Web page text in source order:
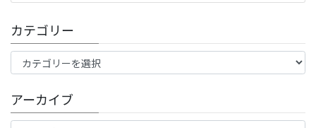
カテゴリー
カ
テ
リ
ー
アーカイブ
ア